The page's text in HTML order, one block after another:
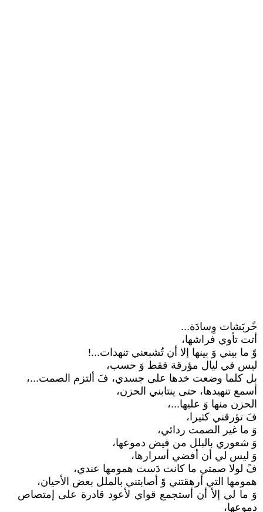
خًربَشات وِسادَة...
أتت تأوي فراشها،
وً ما بيني وَ بينها إلا أن تُشبعني تنهدات...!
ليس في ليال مؤرقة فقط وَ حسب،
بل كلما وضعت خدها على جسدي، فَ ألتزم الصمت...،
أسمع تنهيدها، حتى ينتابني الحزن،
الحزن منها وَ عليها...،
فَ تؤرقني كثيرا،
وَ ما غير الصمت ردائي،
وَ شعوري بالبلل من فيض دموعها،
وَ ليس لي أن أفضي أسرارها،
فً لولا صمتي ما كانت دَست همومها عندي،
همومها التي أرهقتني وً أصابتني بالملل بعض الأحيان،
وَ ما لي إلأ أن أستجمع قواي لأعود قادرة على إمتصاص
دموعها،